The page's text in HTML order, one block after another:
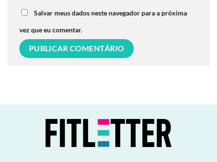
Salvar meus dados neste navegador para a próxima
vez que eu comentar.